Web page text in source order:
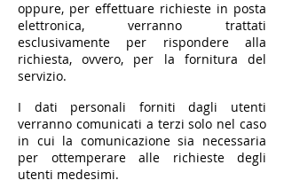
oppure, per effettuare richieste in posta
elettronica, verranno trattati
esclusivamente per rispondere alla
richiesta, ovvero, per la fornitura del
servizio.
I dati personali forniti dagli utenti
verranno comunicati a terzi solo nel caso
in cui la comunicazione sia necessaria
per ottemperare alle richieste degli
utenti medesimi.